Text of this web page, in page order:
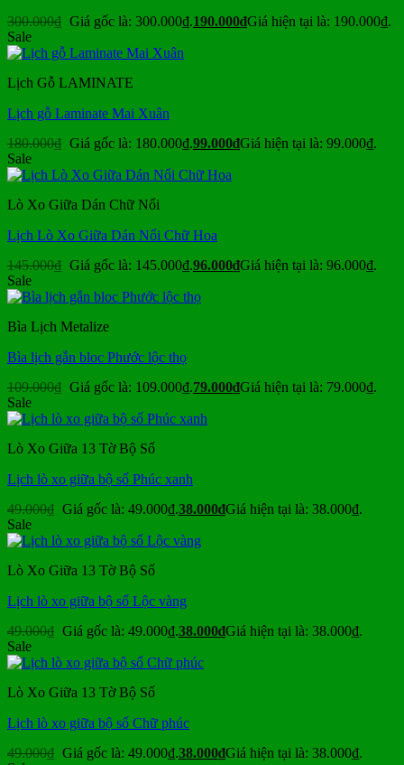
300.000₫ Giá gốc là: 300.000₫.190.000₫Giá hiện tại là: 190.000₫.
Sale
Lịch Gỗ LAMINATE
Lịch gỗ Laminate Mai Xuân
180.000₫ Giá gốc là: 180.000₫.99.000₫Giá hiện tại là: 99.000₫.
Sale
Lò Xo Giữa Dán Chữ Nổi
Lịch Lò Xo Giữa Dán Nổi Chữ Hoa
145.000₫ Giá gốc là: 145.000₫.96.000₫Giá hiện tại là: 96.000₫.
Sale
Bìa Lịch Metalize
Bìa lịch gắn bloc Phước lộc thọ
109.000₫ Giá gốc là: 109.000₫.79.000₫Giá hiện tại là: 79.000₫.
Sale
Lò Xo Giữa 13 Tờ Bộ Số
Lịch lò xo giữa bộ số Phúc xanh
49.000₫ Giá gốc là: 49.000₫.38.000₫Giá hiện tại là: 38.000₫.
Sale
Lò Xo Giữa 13 Tờ Bộ Số
Lịch lò xo giữa bộ số Lộc vàng
49.000₫ Giá gốc là: 49.000₫.38.000₫Giá hiện tại là: 38.000₫.
Sale
Lò Xo Giữa 13 Tờ Bộ Số
Lịch lò xo giữa bộ số Chữ phúc
49.000₫ Giá gốc là: 49.000₫.38.000₫Giá hiện tại là: 38.000₫.